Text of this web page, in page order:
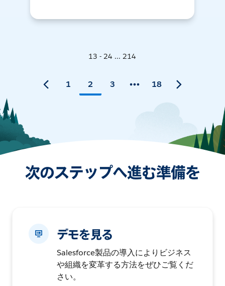
13 - 24 ... 214
1 2 3 18
次のステップへ進む準備を
デモを見る
Salesforce製品の導入によりビジネス
や組織を変革する方法をぜひご覧くだ
さい。